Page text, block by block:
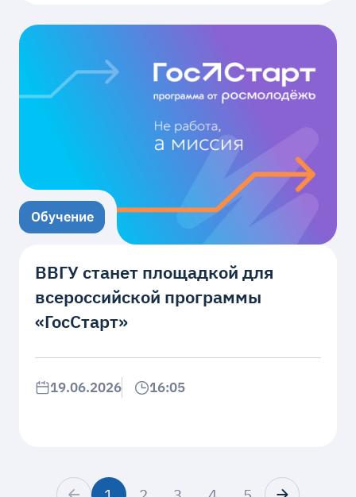
Обучение
ВВГУ станет площадкой для
всероссийской программы
«ГосСтарт»
19.06.2026 16:05